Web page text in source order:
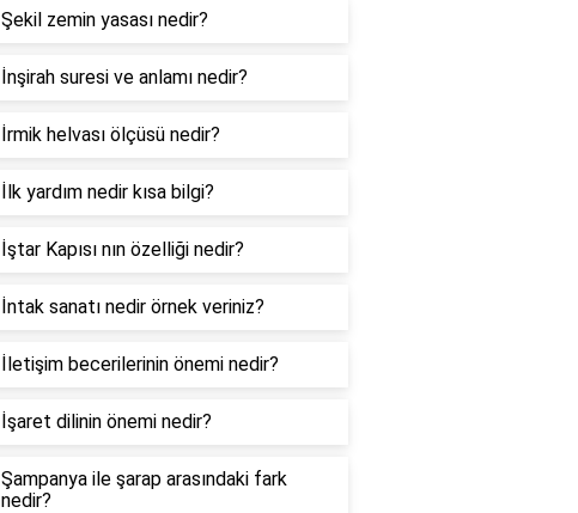
Şekil zemin yasası nedir?
İnşirah suresi ve anlamı nedir?
İrmik helvası ölçüsü nedir?
İlk yardım nedir kısa bilgi?
İştar Kapısı nın özelliği nedir?
İntak sanatı nedir örnek veriniz?
İletişim becerilerinin önemi nedir?
İşaret dilinin önemi nedir?
Şampanya ile şarap arasındaki fark
nedir?